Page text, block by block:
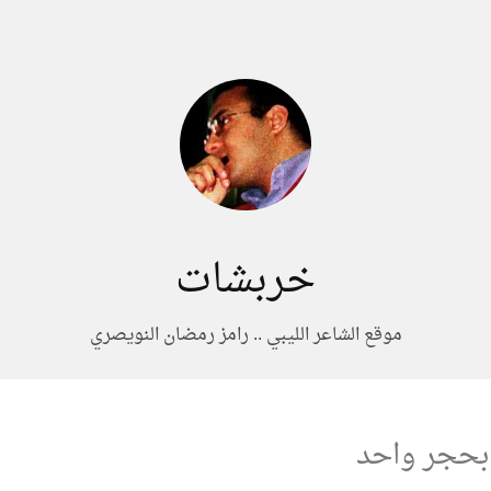
خربشات
موقع الشاعر الليبي .. رامز رمضان النويصري
واحد